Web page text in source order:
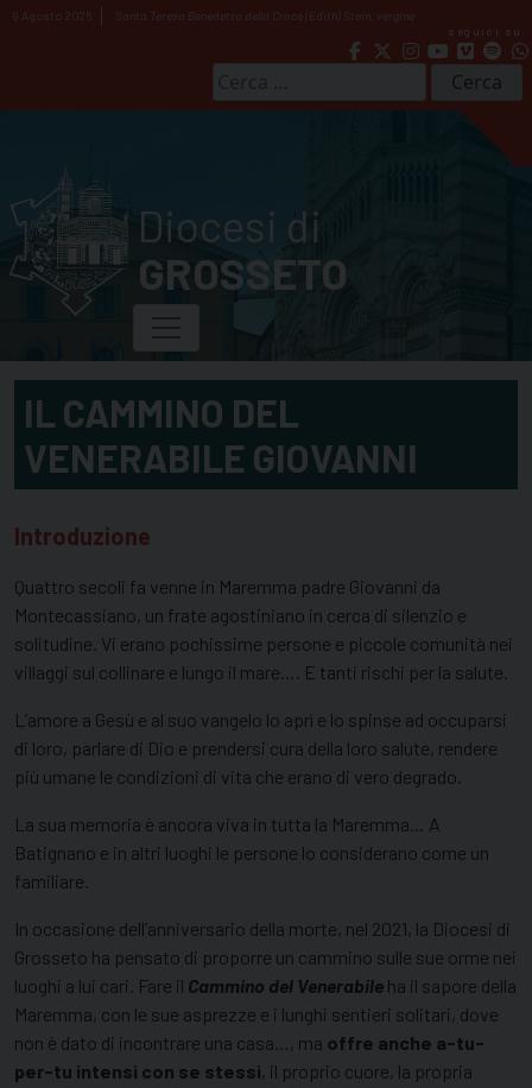
Skip
9 Agosto 2026
Santa Teresa Benedetta della Croce (Edith) Stein, vergine
seguici su
per:
Diocesi di
GROSSETO
IL CAMMINO DEL
VENERABILE GIOVANNI
Introduzione
Quattro secoli fa venne in Maremma padre Giovanni da
Montecassiano, un frate agostiniano in cerca di silenzio e
solitudine. Vi erano pochissime persone e piccole comunità nei
villaggi sul collinare e lungo il mare…. E tanti rischi per la salute.
L’amore a Gesù e al suo vangelo lo aprì e lo spinse ad occuparsi
di loro, parlare di Dio e prendersi cura della loro salute, rendere
più umane le condizioni di vita che erano di vero degrado.
La sua memoria è ancora viva in tutta la Maremma… A
Batignano e in altri luoghi le persone lo considerano come un
familiare.
In occasione dell’anniversario della morte, nel 2021, la Diocesi di
Grosseto ha pensato di proporre un cammino sulle sue orme nei
luoghi a lui cari. Fare il Cammino del Venerabile ha il sapore della
Maremma, con le sue asprezze e i lunghi sentieri solitari, dove
non è dato di incontrare una casa…, ma offre anche a-tu-
per-tu intensi con se stessi, il proprio cuore, la propria